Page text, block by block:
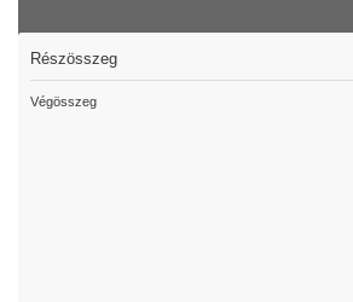
Részösszeg
Végösszeg